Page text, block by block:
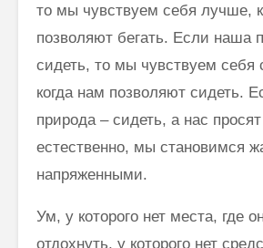
то мы чувствуем себя лучше,
позволяют бегать. Если наша
сидеть, то мы чувствуем себя
когда нам позволяют сидеть.
природа – сидеть, а нас
естественно, мы становимся
напряженными.
Ум, у которого нет места, где
отдохнуть, у которого нет